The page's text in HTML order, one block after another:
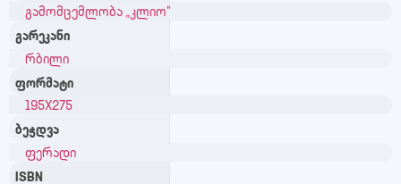
გამომცემლობა „კლიო“
გარეკანი
რბილი
ფორმატი
195X275
ბეჭდვა
ფერადი
ISBN